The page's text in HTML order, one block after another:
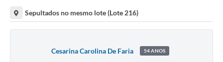
Sepultados no mesmo lote (Lote 216)
Cesarina Carolina De Faria 54 ANOS